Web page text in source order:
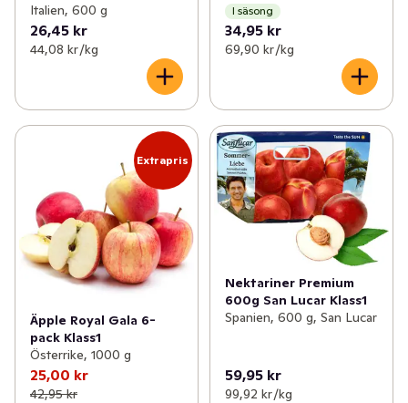
Italien, 600 g
26,45 kr
44,08 kr /kg
I säsong
34,95 kr
69,90 kr /kg
Extrapris
Äpple Royal Gala 6-
pack Klass1
Österrike, 1000 g
25,00 kr
42,95 kr
Nektariner Premium
600g San Lucar Klass1
Spanien, 600 g, San Lucar
59,95 kr
99,92 kr /kg